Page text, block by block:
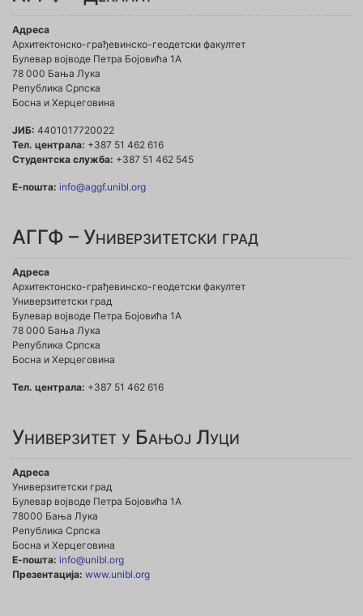
Адреса
Архитектонско-грађевинско-геодетски факултет
Булевар војводе Петра Бојовића 1A
78 000 Бања Лука
Република Српска
Босна и Херцеговина
ЈИБ: 4401017720022
Тел. централа: +387 51 462 616
Студентска служба: +387 51 462 545
Е-пошта: info@aggf.unibl.org
АГГФ – Универзитетски град
Адреса
Архитектонско-грађевинско-геодетски факултет
Универзитетски град
Булевар војводе Петра Бојовића 1A
78 000 Бања Лука
Република Српска
Босна и Херцеговина
Тел. централа: +387 51 462 616
Универзитет у Бањој Луци
Адреса
Универзитетски град
Булевар војводе Петра Бојовића 1А
78000 Бања Лука
Република Српска
Босна и Херцеговина
Е-пошта: info@unibl.org
Презентација: www.unibl.org